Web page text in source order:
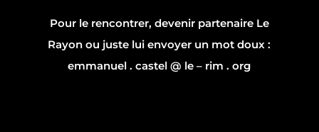
Pour le rencontrer, devenir partenaire Le
Rayon ou juste lui envoyer un mot doux :
emmanuel . castel @ le – rim . org